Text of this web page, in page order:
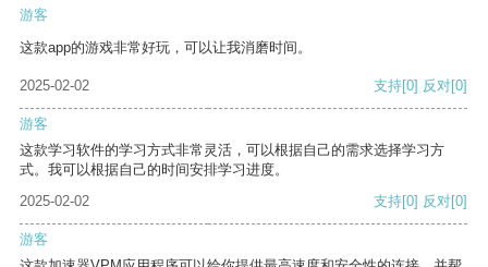
游客
这款app的游戏非常好玩，可以让我消磨时间。
2025-02-02 支持[0] 反对[0]
游客
这款学习软件的学习方式非常灵活，可以根据自己的需求选择学习方
式。我可以根据自己的时间安排学习进度。
2025-02-02
支持[0] 反对[0]
游客